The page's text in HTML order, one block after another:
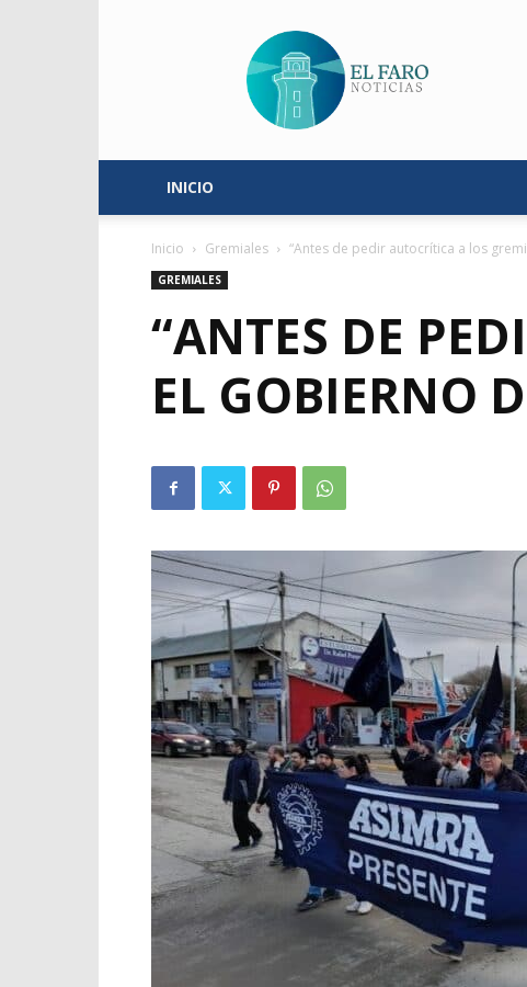
Faro
Noticias
INICIO
Inicio Gremiales “Antes de pedir autocrítica a los
GREMIALES
“ANTES DE
EL GOBIERNO